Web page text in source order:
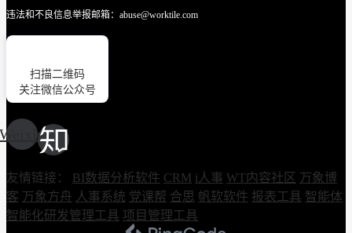
违法和不良信息举报邮箱：abuse@worktile.com
扫描二维码
关注微信公众号
Weixin
友情链接： BI数据分析软件 CRM i人事 WT内容社区 万象博
客 万象方舟 人事系统 党课帮 合思 帆软软件 报表工具 智能体
智能化研发管理工具 项目管理工具